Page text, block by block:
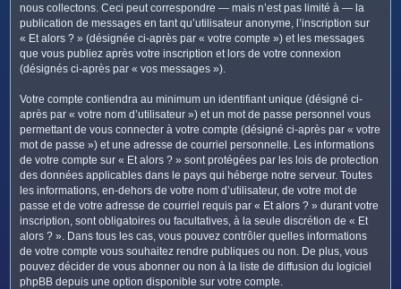
nous collectons. Ceci peut correspondre — mais n’est pas limité à — la
publication de messages en tant qu’utilisateur anonyme, l’inscription sur
« Et alors ? » (désignée ci-après par « votre compte ») et les messages
que vous publiez après votre inscription et lors de votre connexion
(désignés ci-après par « vos messages »).
Votre compte contiendra au minimum un identifiant unique (désigné ci-
après par « votre nom d’utilisateur ») et un mot de passe personnel vous
permettant de vous connecter à votre compte (désigné ci-après par « votre
mot de passe ») et une adresse de courriel personnelle. Les informations
de votre compte sur « Et alors ? » sont protégées par les lois de protection
des données applicables dans le pays qui héberge notre serveur. Toutes
les informations, en-dehors de votre nom d’utilisateur, de votre mot de
passe et de votre adresse de courriel requis par « Et alors ? » durant votre
inscription, sont obligatoires ou facultatives, à la seule discrétion de « Et
alors ? ». Dans tous les cas, vous pouvez contrôler quelles informations
de votre compte vous souhaitez rendre publiques ou non. De plus, vous
pouvez décider de vous abonner ou non à la liste de diffusion du logiciel
phpBB depuis une option disponible sur votre compte.